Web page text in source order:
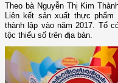
Theo bà Nguyễn Thị Kim
Liên kết sản xuất thực
thành lập vào năm 2017. Tổ
tộc thiểu số trên địa bàn.